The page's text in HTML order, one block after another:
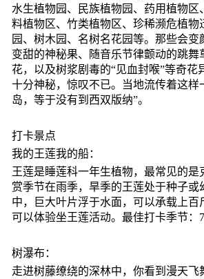
水生植物园、民族植物园、药用植物区
料植物区、竹类植物区、珍稀濒危植物
园、树木园、名树名花园等。那些会变
变甜的神秘果、随音乐节律颤动的跳舞
花，以及树浆剧毒的“见血封喉”等奇花
十分神秘，惊叹不已。当地流传着这样
岛，等于没有到西双版纳”。
打卡景点
我的王莲我的船：
王莲是睡莲科一年生植物，最常见的是
赏季节在雨季，旱季的王莲处于种子或
中，巨大叶片浮于水面，可以承载上百
可以体验坐王莲活动。最佳打卡季节：
树瀑布：
走进树藤缭绕的深林中，你看到漫天飞